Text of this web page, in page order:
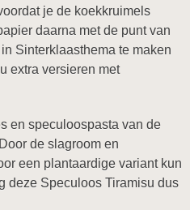
je de koekkruimels
daarna met de punt van
Sinterklaasthema te maken
extra versieren met
en speculoospasta van de
de slagroom en
een plantaardige variant kun
deze Speculoos Tiramisu dus